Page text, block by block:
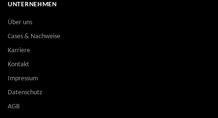
UNTERNEHMEN
Über uns
Cases & Nachweise
Karriere
Kontakt
Impressum
Datenschutz
AGB